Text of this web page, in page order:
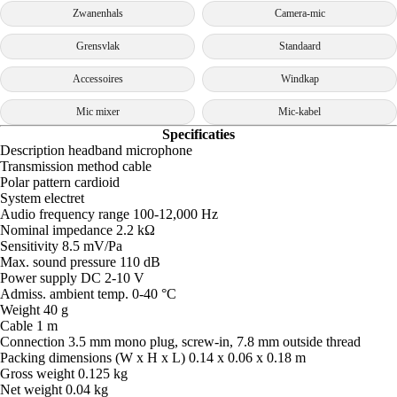
Zwanenhals Camera-mic
Grensvlak Standaard
Accessoires Windkap
Mic mixer Mic-kabel
Specificaties
Description headband microphone
Transmission method cable
Polar pattern cardioid
System electret
Audio frequency range 100-12,000 Hz
Nominal impedance 2.2 kΩ
Sensitivity 8.5 mV/Pa
Max. sound pressure 110 dB
Power supply DC 2-10 V
Admiss. ambient temp. 0-40 °C
Weight 40 g
Cable 1 m
Connection 3.5 mm mono plug, screw-in, 7.8 mm outside thread
Packing dimensions (W x H x L) 0.14 x 0.06 x 0.18 m
Gross weight 0.125 kg
Net weight 0.04 kg